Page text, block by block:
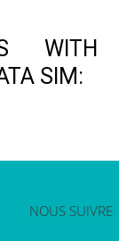
WITH
SIM:
NOUS SUIVRE